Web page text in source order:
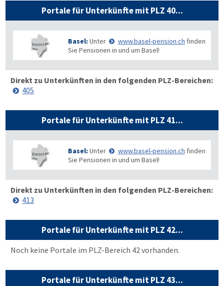
Portale für Unterkünfte mit PLZ 40...
Basel: Unter www.basel-pension.ch finden
Sie Pensionen in und um Basel!
Direkt zu Unterkünften in den folgenden PLZ-Bereichen:
405
Portale für Unterkünfte mit PLZ 41...
Basel: Unter www.basel-pension.ch finden
Sie Pensionen in und um Basel!
Direkt zu Unterkünften in den folgenden PLZ-Bereichen:
413
Portale für Unterkünfte mit PLZ 42...
Noch keine Portale im PLZ-Bereich 42 vorhanden.
Portale für Unterkünfte mit PLZ 43...